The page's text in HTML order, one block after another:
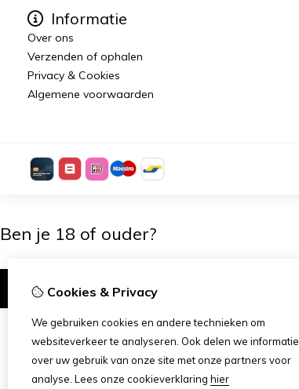
Informatie
Over ons
Verzenden of ophalen
Privacy & Cookies
Algemene voorwaarden
Cookies & Privacy
We gebruiken cookies en andere technieken om
websiteverkeer te analyseren. Ook delen we informatie
over uw gebruik van onze site met onze partners voor
analyse. Lees onze cookieverklaring hier
Ben je 18 of ouder?